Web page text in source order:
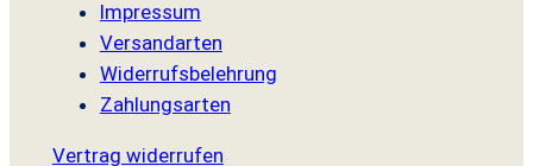
Impressum
Versandarten
Widerrufsbelehrung
Zahlungsarten
Vertrag widerrufen